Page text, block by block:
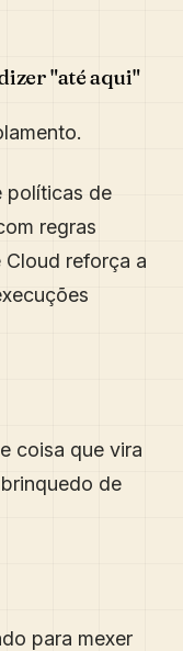
"até aqui"
políticas de
regras
reforça a
coisa que vira
de
para mexer